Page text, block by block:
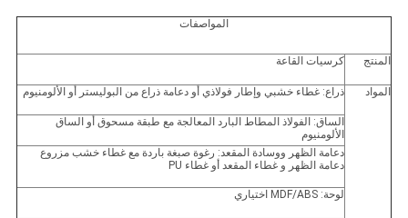
المواصفات
المنتج كرسيات القاعة
المواد ذراع: غطاء خشبي وإطار فولاذي أو دعامة ذراع من البوليستر أو الألومنيوم
الساق: الفولاذ المطاط البارد المعالجة مع طبقة مسحوق أو الساق
الألومنيوم
دعامة الظهر ووسادة المقعد: رغوة صبغة باردة مع غطاء خشب مزروع
دعامة الظهر و غطاء المقعد أو غطاء PU
لوحة: MDF/ABS اختياري